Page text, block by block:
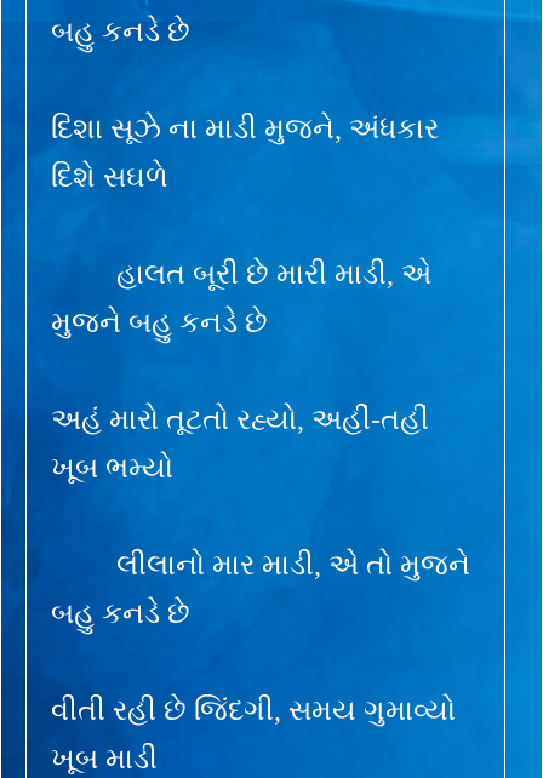
બહુ કનડે છે
દિશા સૂઝે ના માડી મુજને, અંધકાર
દિશે સઘળે
હાલત બૂરી છે મારી માડી, એ
મુજને બહુ કનડે છે
અહં મારો તૂટતો રહ્યો, અહીં-તહીં
ખૂબ ભમ્યો
લીલાનો માર માડી, એ તો મુજને
બહુ કનડે છે
વીતી રહી છે જિંદગી, સમય ગુમાવ્યો
ખૂબ માડી